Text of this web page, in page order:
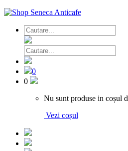
0
0
Nu sunt produse in coșul
Vezi coșul